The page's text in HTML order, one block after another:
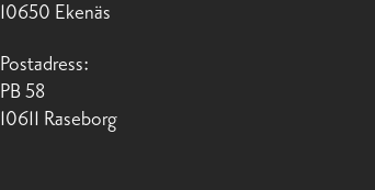
10650 Ekenäs
Postadress:
PB 58
10611 Raseborg